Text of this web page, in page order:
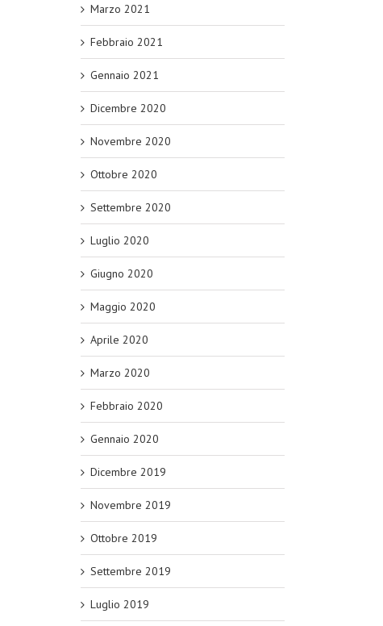
Marzo 2021
Febbraio 2021
Gennaio 2021
Dicembre 2020
Novembre 2020
Ottobre 2020
Settembre 2020
Luglio 2020
Giugno 2020
Maggio 2020
Aprile 2020
Marzo 2020
Febbraio 2020
Gennaio 2020
Dicembre 2019
Novembre 2019
Ottobre 2019
Settembre 2019
Luglio 2019